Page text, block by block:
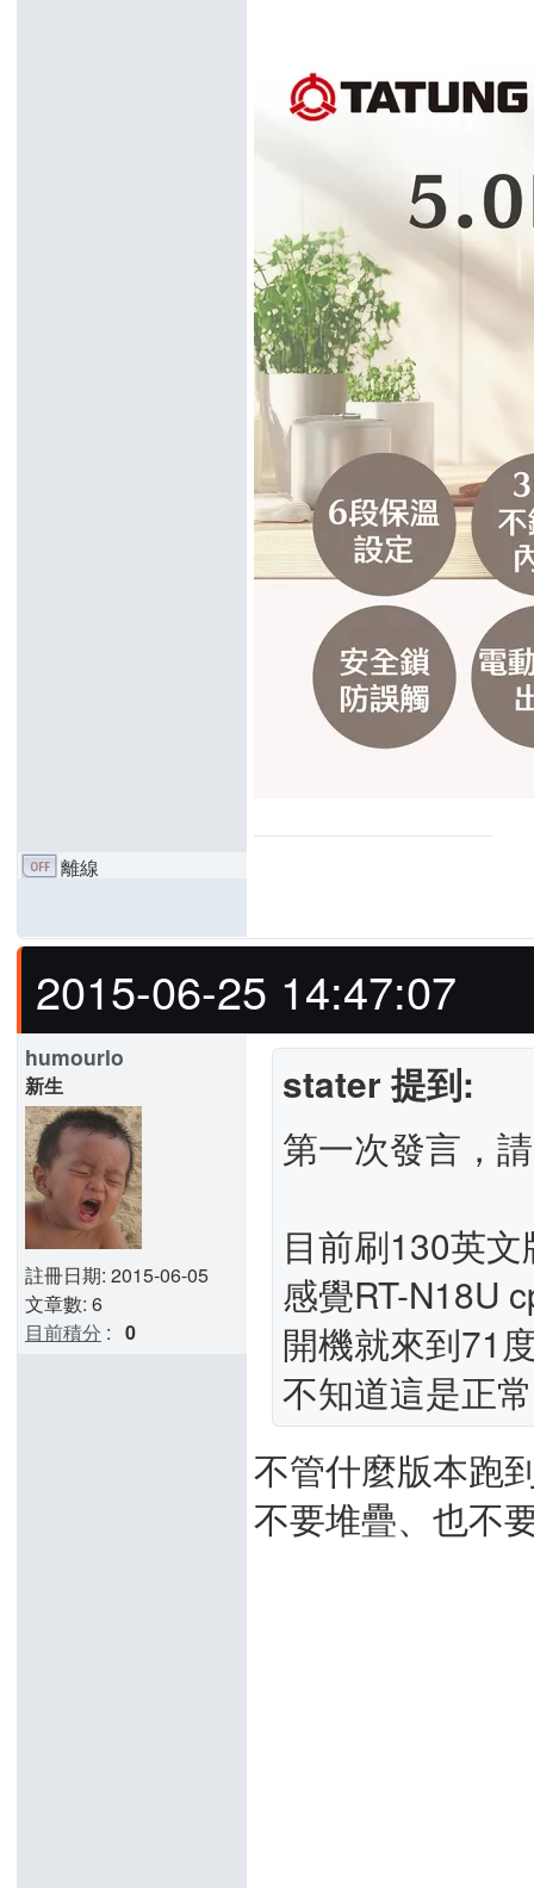
離線
2015-06-25 14:47:07
humourlo
新生
註冊日期: 2015-06-05
文章數: 6
目前積分 : 0
stater 提到:
第一次發言，
目前刷130英文
感覺RT-N18U
開機就來到71
不知道這是正
不管什麼版本跑
不要堆疊、也不